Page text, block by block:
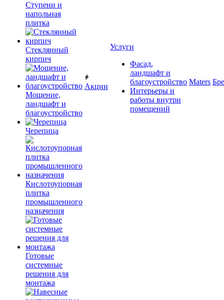
Ступени и
напольная
плитка
Cтеклянный
кирпич
Мощение,
ландшафт и
благоустройство
Черепица
Кислотоупорная
плитка
промышленного
назначения
Готовые
системные
решения для
монтажа
Акции
Услуги
Фасад,
ландшафт и
благоустройство
Интерьеры и
работы внутри
помещений
Maters